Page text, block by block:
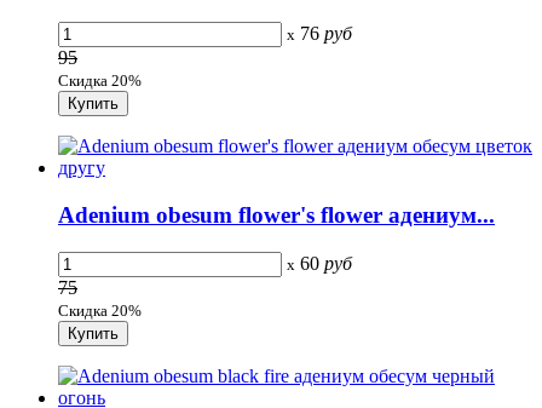
x 76 руб
95
Скидка 20%
Adenium obesum flower's flower адениум...
x 60 руб
75
Скидка 20%